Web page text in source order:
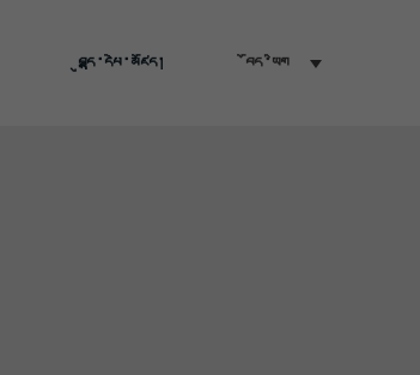
བུདྡྷ་དཔེ་མཛོད། བོད་ཡིག